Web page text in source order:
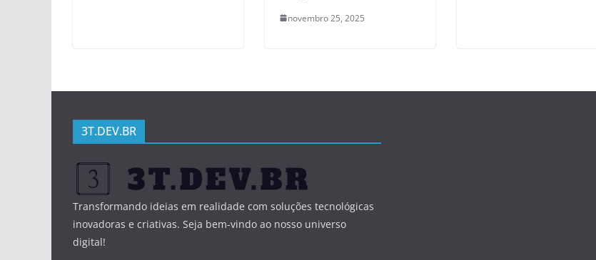
novembro 25, 2025
3T.DEV.BR
Transformando ideias em realidade com soluções tecnológicas
inovadoras e criativas. Seja bem-vindo ao nosso universo
digital!